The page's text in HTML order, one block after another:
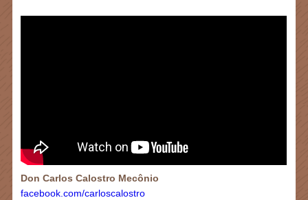
Don Carlos Calostro Mecônio
facebook.com/carloscalostro